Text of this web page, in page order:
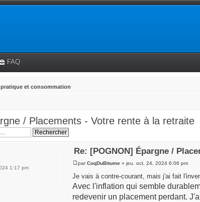
FAQ
pratique et consommation
/ Placements - Votre rente à la retraite
Re: [POGNON] Épargne /
parCoqDuBitume » jeu. oct. 24, 2024 6:06 pm
Je vais à contre-courant, mais j'ai fait
Avec l'inflation qui semble
redevenir un placement perdant.
1:17 pm